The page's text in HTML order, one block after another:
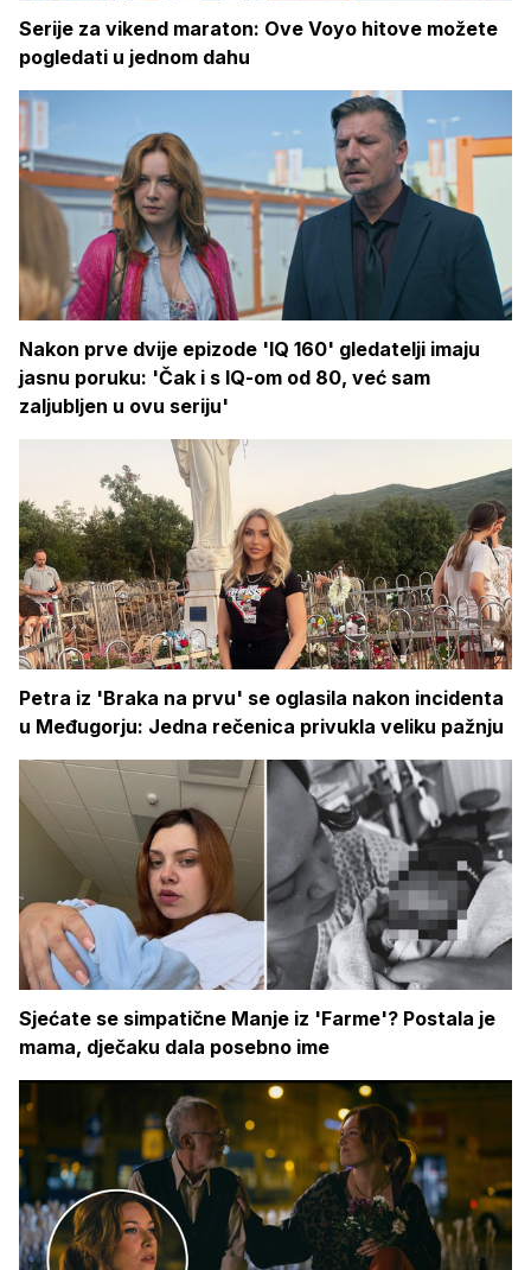
Serije za vikend maraton: Ove Voyo hitove možete
pogledati u jednom dahu
Nakon prve dvije epizode 'IQ 160' gledatelji imaju
jasnu poruku: 'Čak i s IQ-om od 80, već sam
zaljubljen u ovu seriju'
Petra iz 'Braka na prvu' se oglasila nakon incidenta
u Međugorju: Jedna rečenica privukla veliku pažnju
Sjećate se simpatične Manje iz 'Farme'? Postala je
mama, dječaku dala posebno ime